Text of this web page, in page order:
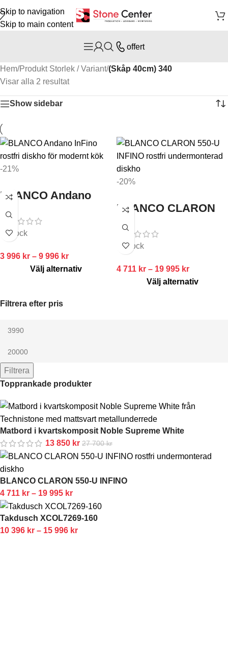
Skip to navigation
Skip to main content
offert
Filtrera efter pris
Filtrera
Topprankade produkter
Matbord i kvartskomposit Noble Supreme White
13 850 kr 27 700kr
BLANCO CLARON 550-U INFINO
4 711 kr – 19 995 kr
Takdusch XCOL7269-160
10 396 kr – 15 996 kr
Hem/Produkt Storlek / Variant/(Skåp 40cm) 340
Visar alla 2 resultat
Show sidebar
-21%
BLANCO Andano
Infino
In stock
3 996 kr – 9 996 kr
Välj alternativ
-20%
BLANCO CLARON
550-U INFINO
In stock
4 711 kr – 19 995 kr
Välj alternativ